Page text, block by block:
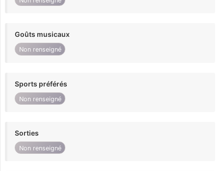
Goûts musicaux
Non renseigné
Sports préférés
Non renseigné
Sorties
Non renseigné